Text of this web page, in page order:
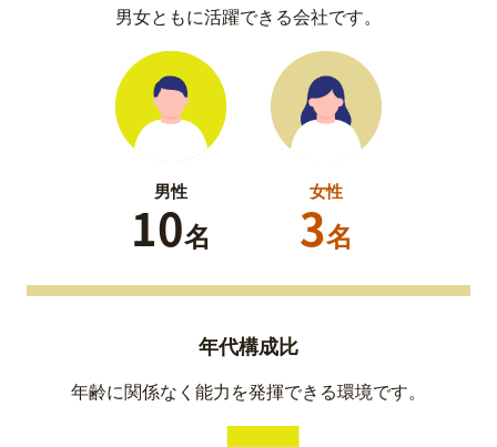
男女ともに活躍できる会社です。
男性
10名
女性
3名
年代構成比
年齢に関係なく能力を発揮できる環境です。